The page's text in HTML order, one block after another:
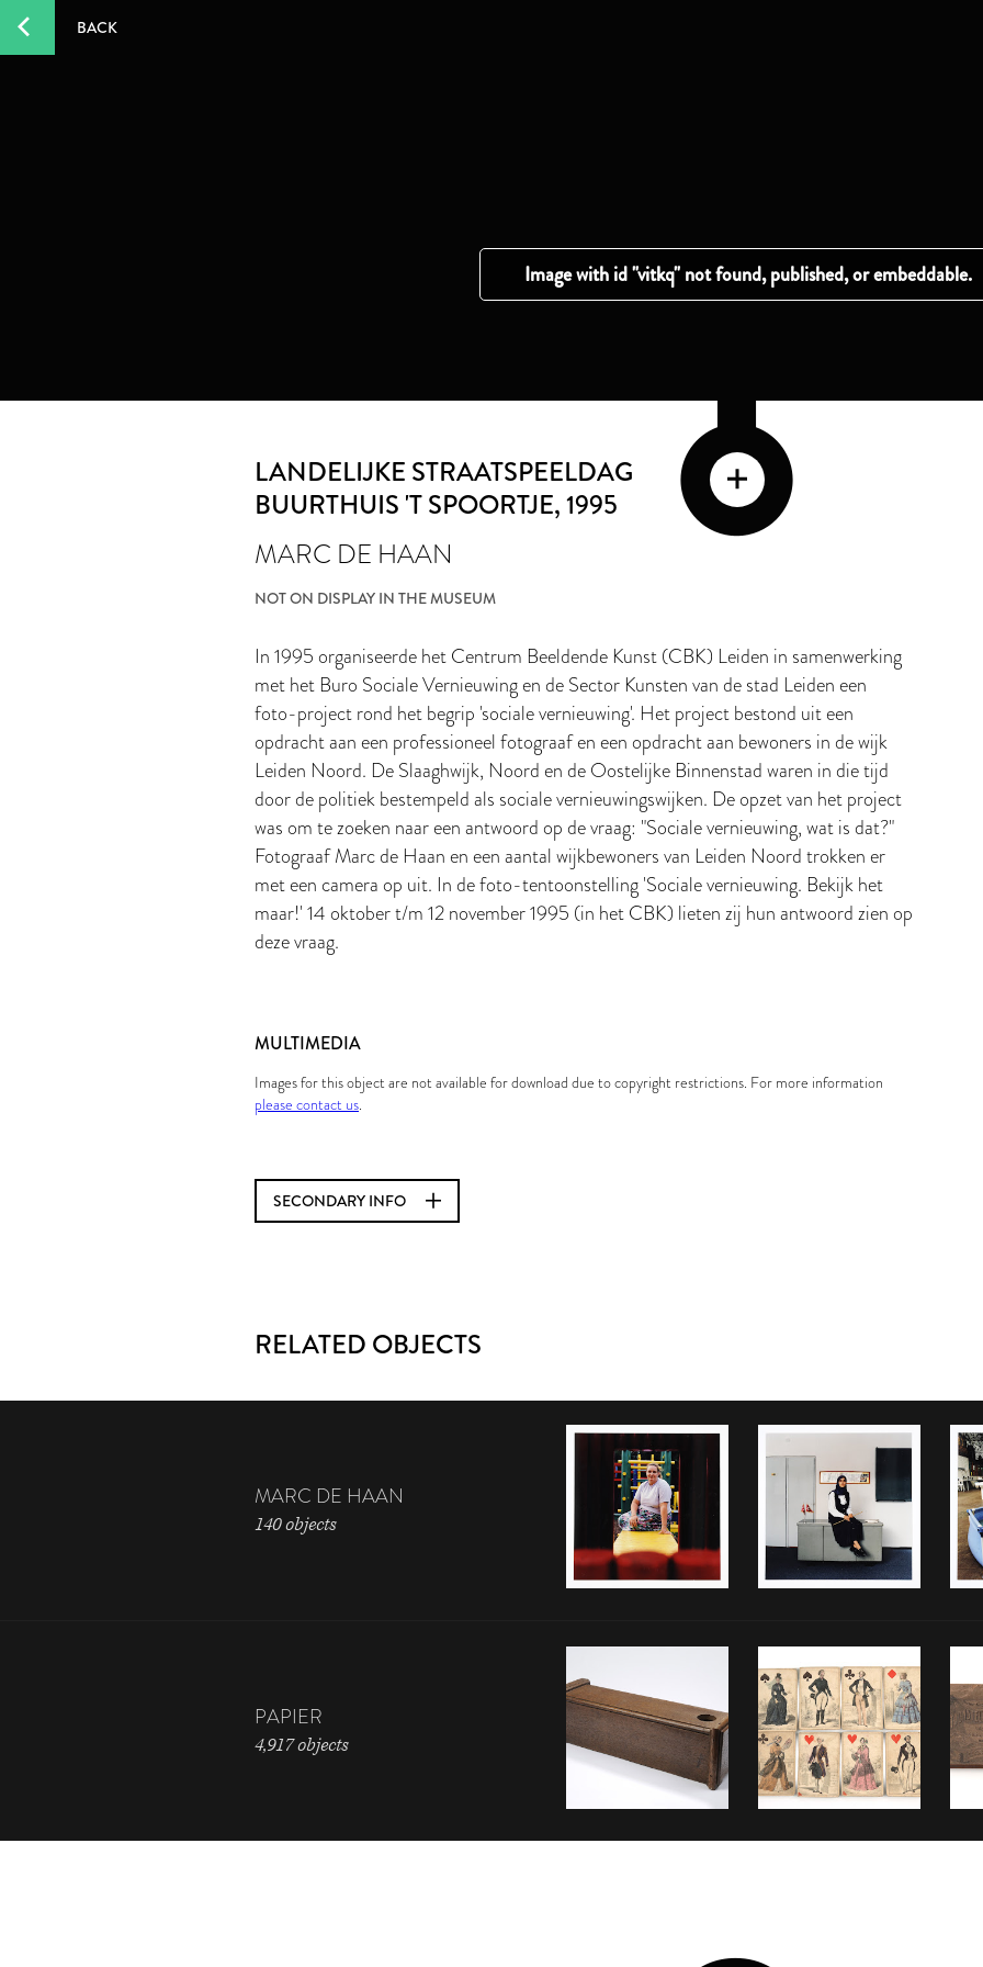
BACK
LANDELIJKE STRAATSPEELDAG
BUURTHUIS 'T SPOORTJE, 1995
MARC DE HAAN
NOT ON DISPLAY IN THE MUSEUM
In 1995 organiseerde het Centrum Beeldende Kunst (CBK) Leiden in samenwerking
met het Buro Sociale Vernieuwing en de Sector Kunsten van de stad Leiden een
foto-project rond het begrip 'sociale vernieuwing'. Het project bestond uit een
opdracht aan een professioneel fotograaf en een opdracht aan bewoners in de wijk
Leiden Noord. De Slaaghwijk, Noord en de Oostelijke Binnenstad waren in die tijd
door de politiek bestempeld als sociale vernieuwingswijken. De opzet van het project
was om te zoeken naar een antwoord op de vraag: "Sociale vernieuwing, wat is dat?"
Fotograaf Marc de Haan en een aantal wijkbewoners van Leiden Noord trokken er
met een camera op uit. In de foto-tentoonstelling 'Sociale vernieuwing. Bekijk het
maar!' 14 oktober t/m 12 november 1995 (in het CBK) lieten zij hun antwoord zien op
deze vraag.
MULTIMEDIA
Images for this object are not available for download due to copyright restrictions. For more information
please contact us.
SECONDARY INFO
RELATED OBJECTS
MARC DE HAAN
140 objects
PAPIER
4,917 objects